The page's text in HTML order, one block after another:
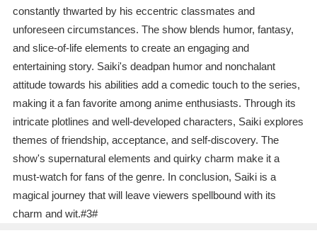
constantly thwarted by his eccentric classmates and
unforeseen circumstances. The show blends humor, fantasy,
and slice-of-life elements to create an engaging and
entertaining story. Saiki's deadpan humor and nonchalant
attitude towards his abilities add a comedic touch to the series,
making it a fan favorite among anime enthusiasts. Through its
intricate plotlines and well-developed characters, Saiki explores
themes of friendship, acceptance, and self-discovery. The
show's supernatural elements and quirky charm make it a
must-watch for fans of the genre. In conclusion, Saiki is a
magical journey that will leave viewers spellbound with its
charm and wit.#3#